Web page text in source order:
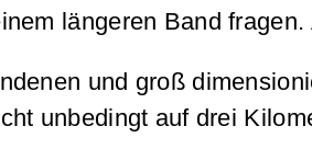
längeren Band
und groß
unbedingt auf drei